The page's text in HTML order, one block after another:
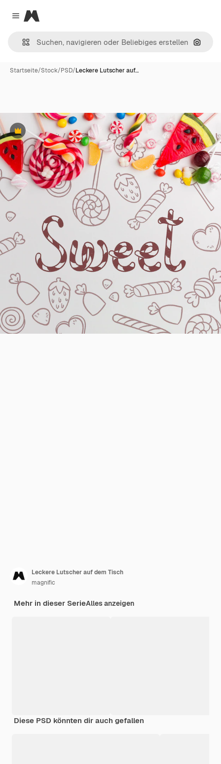
Close menu
Magnific
Nach
Startseite/Stock/PSD/Leckere Lutscher auf…
Premium
Leckere Lutscher auf dem Tisch
magnific
Mehr in dieser SerieAlles anzeigen
Diese PSD könnten dir auch gefallen